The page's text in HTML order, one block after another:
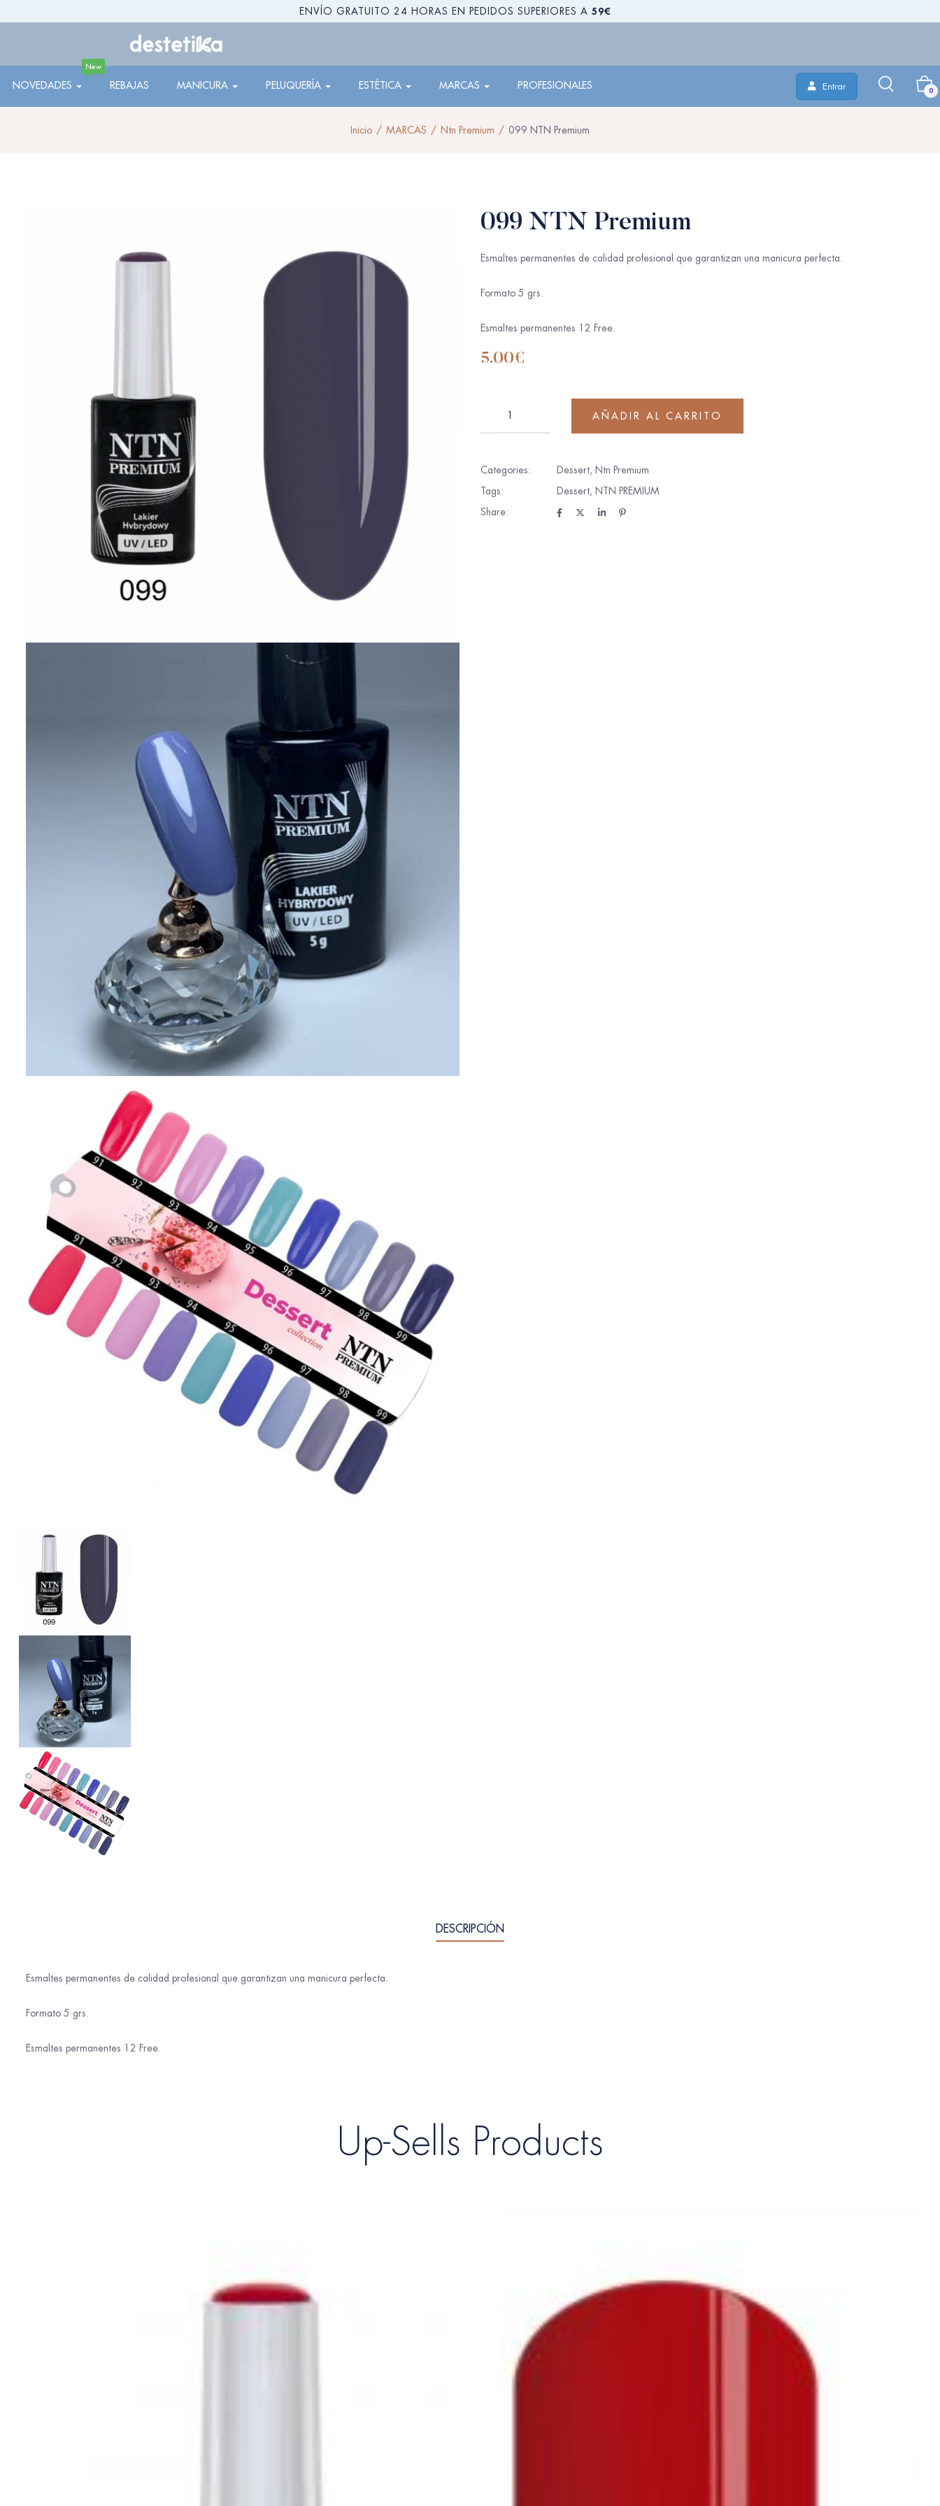
ENVÍO GRATUITO 24 HORAS EN PEDIDOS SUPERIORES A 59€
NOVEDADES
New
REBAJAS MANICURA PELUQUERÍA ESTÉTICA MARCAS PROFESIONALES Entrar 0
Inicio MARCAS Ntn Premium 099 NTN Premium
099 NTN Premium
Esmaltes permanentes de calidad profesional que garantizan una manicura perfecta.
Formato 5 grs.
Esmaltes permanentes 12 Free.
5.00€
AÑADIR AL CARRITO
Categories: Dessert, Ntn Premium
Tags:
Dessert, NTN PREMIUM
Share:
DESCRIPCIÓN
Esmaltes permanentes de calidad profesional que garantizan una manicura perfecta.
Formato 5 grs.
Esmaltes permanentes 12 Free.
Up-Sells Products